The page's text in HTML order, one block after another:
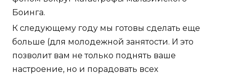
Боинга.
К следующему году мы готовы сделать еще
больше (для молодежной занятости. И это
позволит вам не только поднять ваше
настроение, но и порадовать всех